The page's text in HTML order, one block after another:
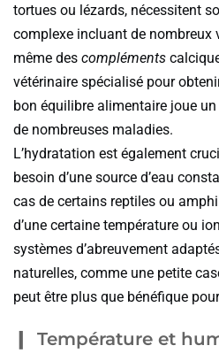
tortues ou lézards, nécessitent
complexe incluant de nombreux
même des compléments
vétérinaire spécialisé pour
bon équilibre alimentaire joue
de nombreuses maladies.
L’hydratation est également
besoin d’une source d’eau
cas de certains reptiles ou
d’une certaine température ou
systèmes d’abreuvement
naturelles, comme une petite
peut être plus que bénéfique
Température et